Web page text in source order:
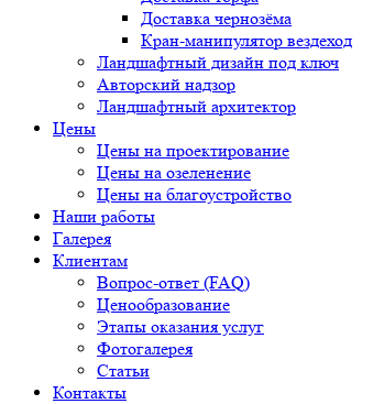
Доставка чернозёма
Кран-манипулятор вездеход
Ландшафтный дизайн под ключ
Авторский надзор
Ландшафтный архитектор
Цены
Цены на проектирование
Цены на озеленение
Цены на благоустройство
Наши работы
Галерея
Клиентам
Вопрос-ответ (FAQ)
Ценообразование
Этапы оказания услуг
Фотогалерея
Статьи
Контакты